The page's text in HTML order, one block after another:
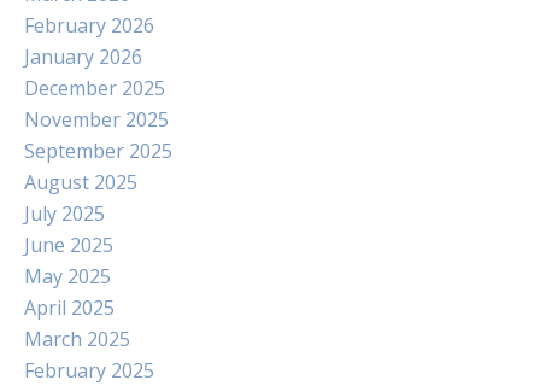
February 2026
January 2026
December 2025
November 2025
September 2025
August 2025
July 2025
June 2025
May 2025
April 2025
March 2025
February 2025